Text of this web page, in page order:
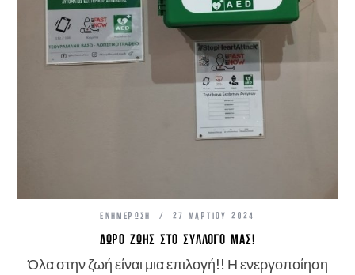
ΕΝΗΜΈΡΩΣΗ 27 ΜΑΡΤΊΟΥ 2024
ΔΏΡΟ ΖΩΉΣ ΣΤΟ ΣΎΛΛΟΓΟ ΜΑΣ!
Όλα στην ζωή είναι μια επιλογή!! Η ενεργοποίηση